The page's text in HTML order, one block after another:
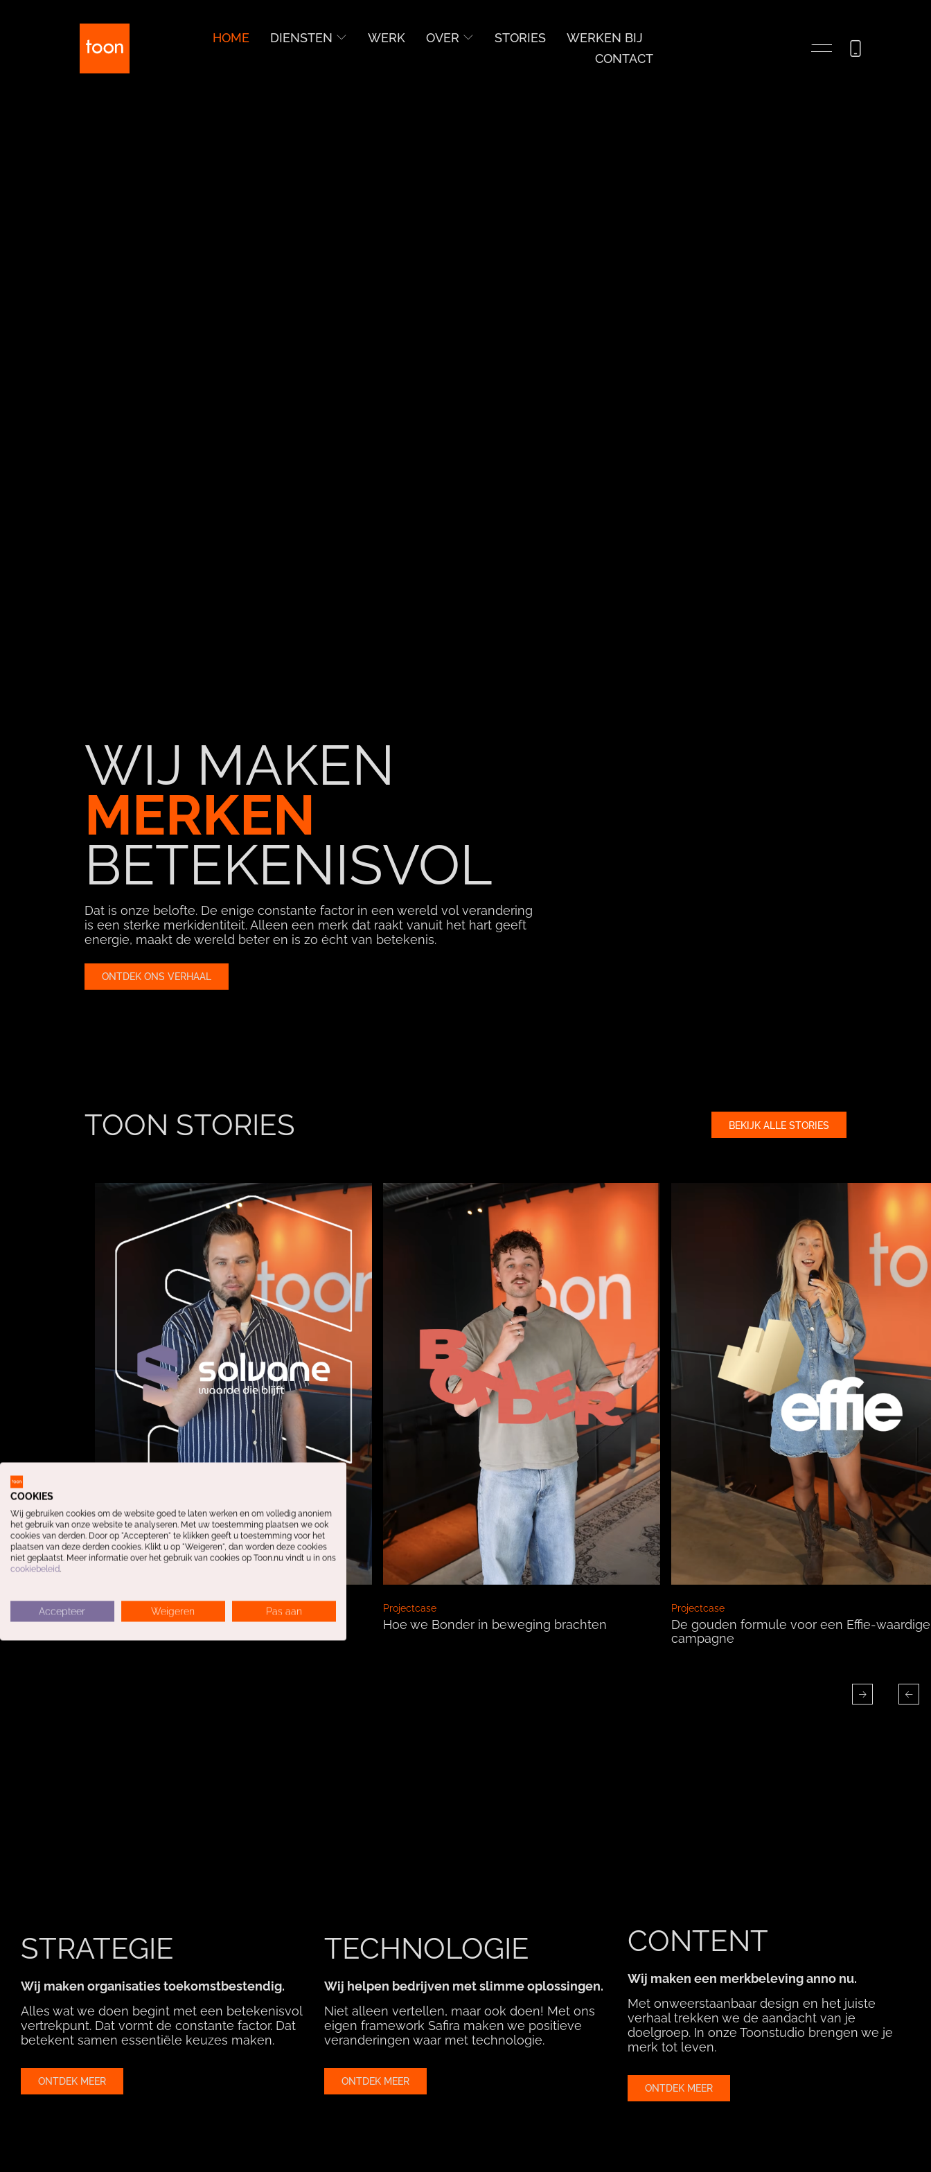
HOME DIENSTEN WERK OVER STORIES
WERKEN BIJ
CONTACT
WIJ MAKEN
MERKEN
BETEKENISVOL
Dat is onze belofte. De enige constante factor in een wereld vol verandering
is een sterke merkidentiteit. Alleen een merk dat raakt vanuit het hart geeft
energie, maakt de wereld beter en is zo écht van betekenis.
ONTDEK ONS VERHAAL
TOON STORIES BEKIJK ALLE STORIES
Solvane een merk met een gunfactor Hoe we Bonder in beweging brachten
Projectcase
De gouden formule voor een Effie-waardige
campagne
Projectcase
STRATEGIE
Wij maken organisaties toekomstbestendig.
Alles wat we doen begint met een betekenisvol
vertrekpunt. Dat vormt de constante factor. Dat
betekent samen essentiële keuzes maken.
ONTDEK MEER
TECHNOLOGIE
Wij helpen bedrijven met slimme oplossingen.
Niet alleen vertellen, maar ook doen! Met ons
eigen framework Safira maken we positieve
veranderingen waar met technologie.
ONTDEK MEER
CONTENT
Wij maken een merkbeleving anno nu.
Met onweerstaanbaar design en het juiste
verhaal trekken we de aandacht van je
doelgroep. In onze Toonstudio brengen we je
merk tot leven.
ONTDEK MEER
COOKIES
Wij gebruiken cookies om de website goed te laten werken en om volledig anoniem
het gebruik van onze website te analyseren. Met uw toestemming plaatsen we ook
cookies van derden. Door op "Accepteren" te klikken geeft u toestemming voor het
plaatsen van deze derden cookies. Klikt u op "Weigeren", dan worden deze cookies
niet geplaatst. Meer informatie over het gebruik van cookies op Toon.nu vindt u in ons
cookiebeleid.
Accepteer Weigeren Pas aan